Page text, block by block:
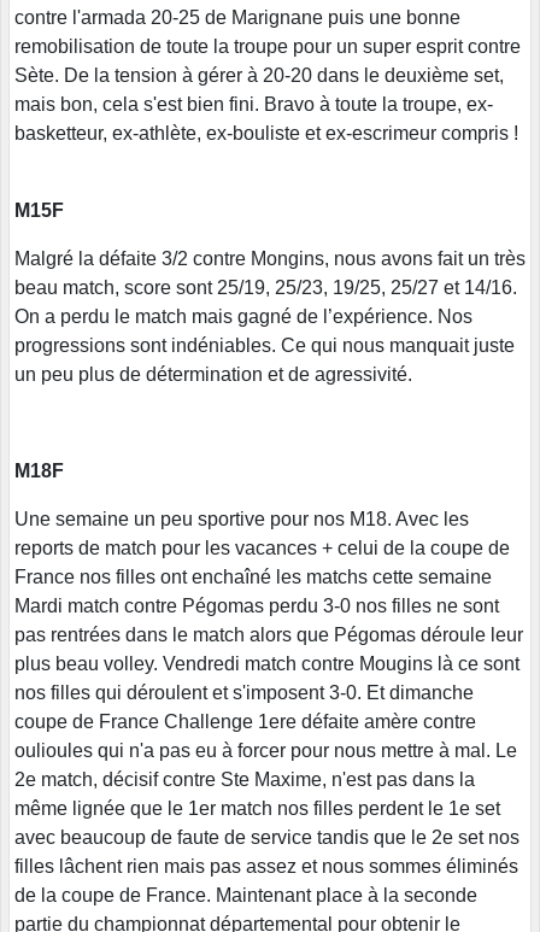
contre l'armada 20-25 de Marignane puis une bonne
remobilisation de toute la troupe pour un super esprit contre
Sète. De la tension à gérer à 20-20 dans le deuxième set,
mais bon, cela s'est bien fini. Bravo à toute la troupe, ex-
basketteur, ex-athlète, ex-bouliste et ex-escrimeur compris !
M15F
Malgré la défaite 3/2 contre Mongins, nous avons fait un très
beau match, score sont 25/19, 25/23, 19/25, 25/27 et 14/16.
On a perdu le match mais gagné de l’expérience. Nos
progressions sont indéniables. Ce qui nous manquait juste
un peu plus de détermination et de agressivité.
M18F
Une semaine un peu sportive pour nos M18. Avec les
reports de match pour les vacances + celui de la coupe de
France nos filles ont enchaîné les matchs cette semaine
Mardi match contre Pégomas perdu 3-0 nos filles ne sont
pas rentrées dans le match alors que Pégomas déroule leur
plus beau volley. Vendredi match contre Mougins là ce sont
nos filles qui déroulent et s'imposent 3-0. Et dimanche
coupe de France Challenge 1ere défaite amère contre
oulioules qui n'a pas eu à forcer pour nous mettre à mal. Le
2e match, décisif contre Ste Maxime, n'est pas dans la
même lignée que le 1er match nos filles perdent le 1e set
avec beaucoup de faute de service tandis que le 2e set nos
filles lâchent rien mais pas assez et nous sommes éliminés
de la coupe de France. Maintenant place à la seconde
partie du championnat départemental pour obtenir le